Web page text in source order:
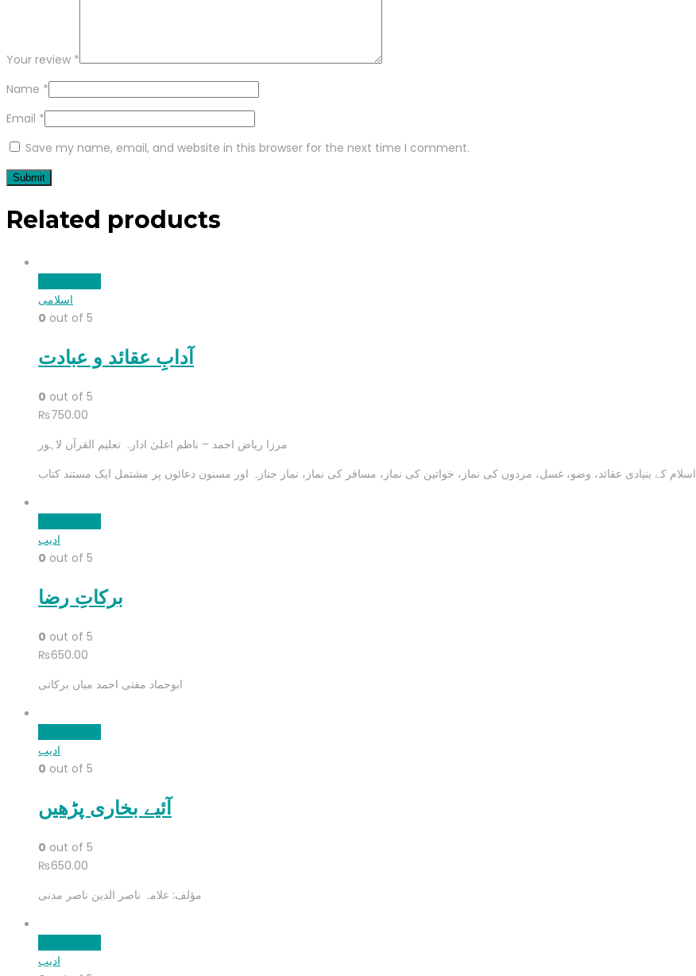
Your review *
Name *
Email *
Save my name, email, and website in this browser for the next time I comment.
Related products
اسلامی
0 out of 5
آدابِ عقائد و عبادت
0 out of 5
₨750.00
مرزا ریاض احمد – ناظم اعلیٰ ادارہ تعلیم القرآن لاہور
اسلام کے بنیادی عقائد، وضو، غسل، مردوں کی نماز، خواتین کی نماز، مسافر کی نماز، نماز جنازہ اور مسنون دعائوں پر مشتمل ایک مستند کتاب
ادیب
0 out of 5
برکاتِ رضا
0 out of 5
₨650.00
ابوحماد مفتی احمد میاں برکاتی
ادیب
0 out of 5
آئیے بخاری پڑھیں
0 out of 5
₨650.00
مؤلف: علامہ ناصر الدین ناصر مدنی
ادیب